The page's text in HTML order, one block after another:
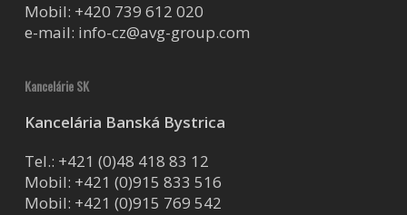
Mobil: +420 739 612 020
e-mail: info-cz@avg-group.com
Kancelárie SK
Kancelária Banská Bystrica
Tel.: +421 (0)48 418 83 12
Mobil: +421 (0)915 833 516
Mobil: +421 (0)915 769 542